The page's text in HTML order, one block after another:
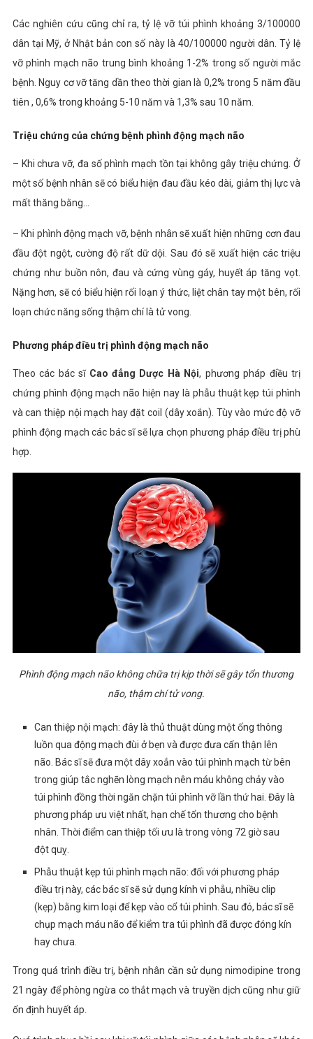
Các nghiên cứu cũng chỉ ra, tỷ lệ vỡ túi phình khoảng 3/100000
dân tại Mỹ, ở Nhật bản con số này là 40/100000 người dân. Tỷ lệ
vỡ phình mạch não trung bình khoảng 1-2% trong số người mắc
bệnh. Nguy cơ vỡ tăng dần theo thời gian là 0,2% trong 5 năm đầu
tiên , 0,6% trong khoảng 5-10 năm và 1,3% sau 10 năm.
Triệu chứng của chứng bệnh phình động mạch não
– Khi chưa vỡ, đa số phình mạch tồn tại không gây triệu chứng. Ở
một số bệnh nhân sẽ có biểu hiện đau đầu kéo dài, giảm thị lực và
mất thăng bằng…
– Khi phình động mạch vỡ, bệnh nhân sẽ xuất hiện những cơn đau
đầu đột ngột, cường độ rất dữ dội. Sau đó sẽ xuất hiện các triệu
chứng như buồn nôn, đau và cứng vùng gáy, huyết áp tăng vọt.
Nặng hơn, sẽ có biểu hiện rối loạn ý thức, liệt chân tay một bên, rối
loạn chức năng sống thậm chí là tử vong.
Phương pháp điều trị phình động mạch não
Theo các bác sĩ Cao đẳng Dược Hà Nội, phương pháp điều trị
chứng phình động mạch não hiện nay là phẫu thuật kẹp túi phình
và can thiệp nội mạch hay đặt coil (dây xoắn). Tùy vào mức độ vỡ
phình động mạch các bác sĩ sẽ lựa chọn phương pháp điều trị phù
hợp.
Phình động mạch não không chữa trị kịp thời sẽ gây tổn thương
não, thậm chí tử vong.
Can thiệp nội mạch: đây là thủ thuật dùng một ống thông
luồn qua động mạch đùi ở bẹn và được đưa cẩn thận lên
não. Bác sĩ sẽ đưa một dây xoắn vào túi phình mạch từ bên
trong giúp tắc nghẽn lòng mạch nên máu không chảy vào
túi phình đồng thời ngăn chặn túi phình vỡ lần thứ hai. Đây là
phương pháp ưu việt nhất, hạn chế tổn thương cho bệnh
nhân. Thời điểm can thiệp tối ưu là trong vòng 72 giờ sau
đột quỵ.
Phẫu thuật kẹp túi phình mạch não: đối với phương pháp
điều trị này, các bác sĩ sẽ sử dụng kính vi phẫu, nhiều clip
(kẹp) bằng kim loại để kẹp vào cổ túi phình. Sau đó, bác sĩ sẽ
chụp mạch máu não để kiểm tra túi phình đã được đóng kín
hay chưa.
Trong quá trình điều trị, bệnh nhân cần sử dụng nimodipine trong
21 ngày để phòng ngừa co thắt mạch và truyền dịch cũng như giữ
ổn định huyết áp.